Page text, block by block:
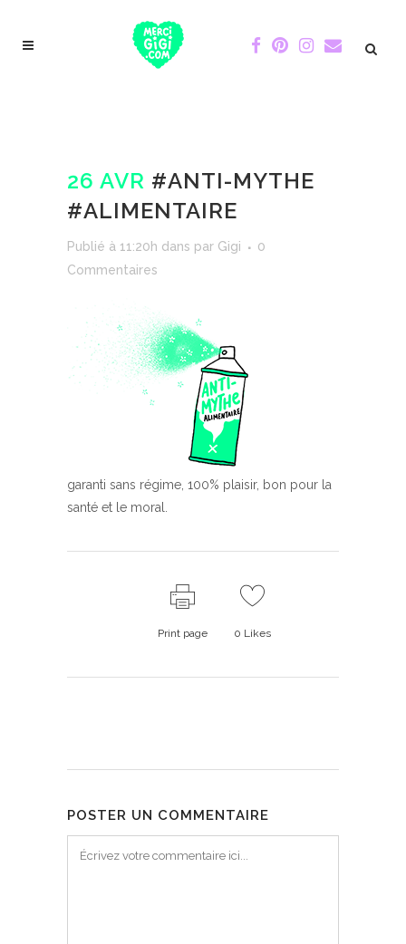
26 AVR #ANTI-MYTHE
#ALIMENTAIRE
Publié à 11:20h dans par Gigi
0
Commentaires
garanti sans régime, 100% plaisir, bon pour la
santé et le moral.
Print page 0 Likes
POSTER UN COMMENTAIRE